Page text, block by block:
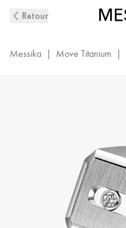
Chevalière
Retour
Messika | Move Titanium |